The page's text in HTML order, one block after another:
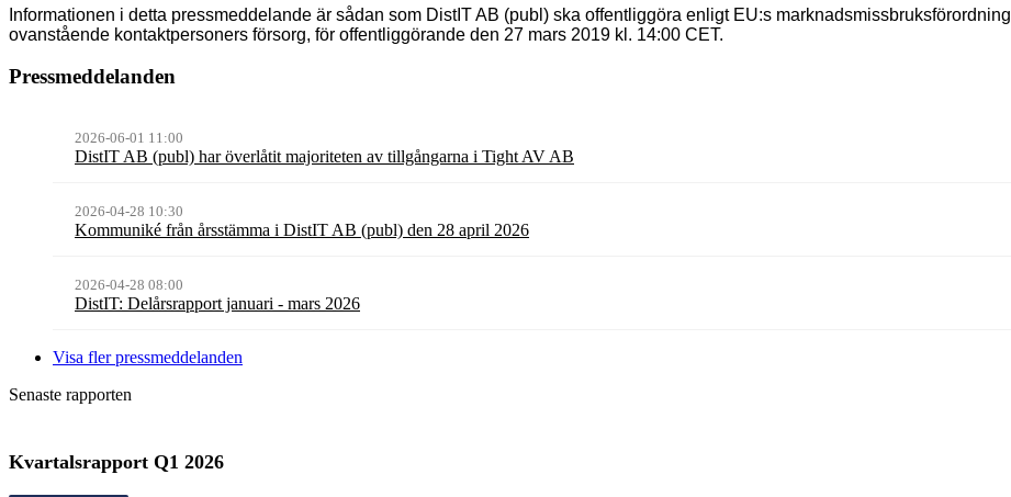
Informationen i detta pressmeddelande är sådan som DistIT AB (publ) ska offentliggöra enligt EU:s marknadsmissbruksförordning
ovanstående kontaktpersoners försorg, för offentliggörande den 27 mars 2019 kl. 14:00 CET.
Pressmeddelanden
2026-06-01 11:00
DistIT AB (publ) har överlåtit majoriteten av tillgångarna i Tight AV AB
2026-04-28 10:30
Kommuniké från årsstämma i DistIT AB (publ) den 28 april 2026
2026-04-28 08:00
DistIT: Delårsrapport januari - mars 2026
Visa fler pressmeddelanden
Senaste rapporten
Kvartalsrapport Q1 2026